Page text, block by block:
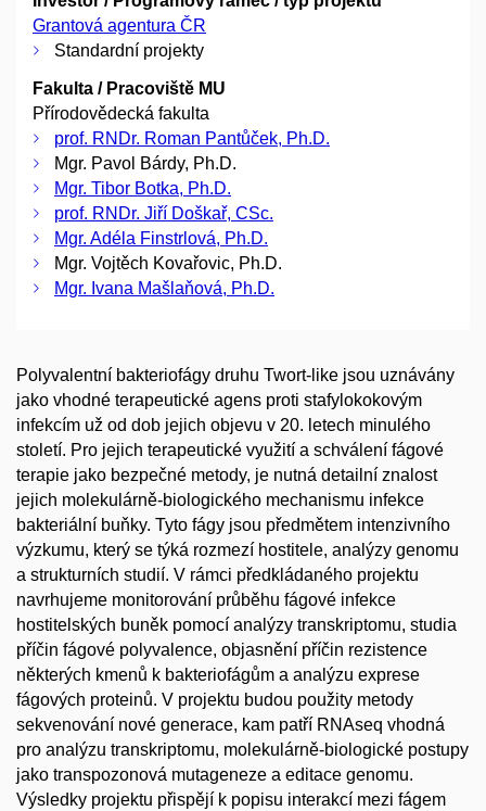
Grantová agentura ČR
Standardní projekty
Fakulta / Pracoviště MU
Přírodovědecká fakulta
prof. RNDr. Roman Pantůček, Ph.D.
Mgr. Pavol Bárdy, Ph.D.
Mgr. Tibor Botka, Ph.D.
prof. RNDr. Jiří Doškař, CSc.
Mgr. Adéla Finstrlová, Ph.D.
Mgr. Vojtěch Kovařovic, Ph.D.
Mgr. Ivana Mašlaňová, Ph.D.
Polyvalentní bakteriofágy druhu Twort-like jsou uznávány
jako vhodné terapeutické agens proti stafylokokovým
infekcím už od dob jejich objevu v 20. letech minulého
století. Pro jejich terapeutické využití a schválení fágové
terapie jako bezpečné metody, je nutná detailní znalost
jejich molekulárně-biologického mechanismu infekce
bakteriální buňky. Tyto fágy jsou předmětem intenzivního
výzkumu, který se týká rozmezí hostitele, analýzy genomu
a strukturních studií. V rámci předkládaného projektu
navrhujeme monitorování průběhu fágové infekce
hostitelských buněk pomocí analýzy transkriptomu, studia
příčin fágové polyvalence, objasnění příčin rezistence
některých kmenů k bakteriofágům a analýzu exprese
fágových proteinů. V projektu budou použity metody
sekvenování nové generace, kam patří RNAseq vhodná
pro analýzu transkriptomu, molekulárně-biologické postupy
jako transpozonová mutageneze a editace genomu.
Výsledky projektu přispějí k popisu interakcí mezi fágem